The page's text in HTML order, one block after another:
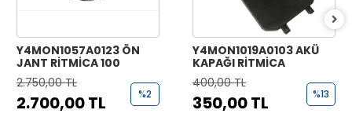
Y4MON1057A0123 ÖN
JANT RİTMİCA 100
2.750,00 TL
2.700,00 TL %2
Y4MON1019A0103 AKÜ
KAPAĞI RİTMİCA
400,00 TL
350,00 TL %13